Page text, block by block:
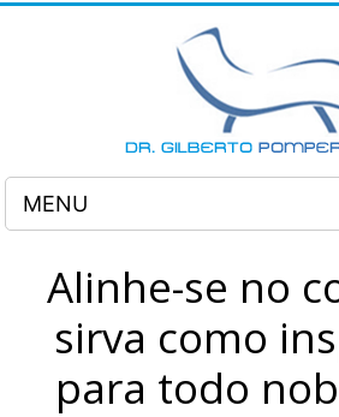
Alinhe-se no
sirva como
para todo